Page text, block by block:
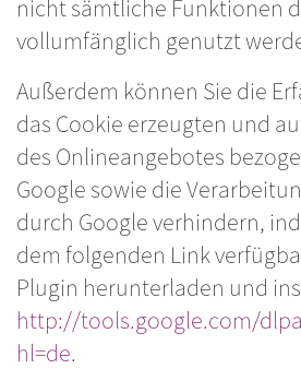
nicht sämtliche Funktionen
vollumfänglich genutzt
Außerdem können Sie die
das Cookie erzeugten und
des Onlineangebotes
Google sowie die
durch Google verhindern,
dem folgenden Link
Plugin herunterladen und
http://tools.google.com/
hl=de.